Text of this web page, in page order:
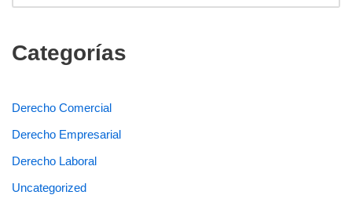
Categorías
Derecho Comercial
Derecho Empresarial
Derecho Laboral
Uncategorized